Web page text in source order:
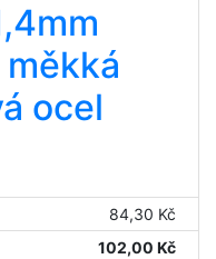
ocel
84,30 Kč
102,00 Kč